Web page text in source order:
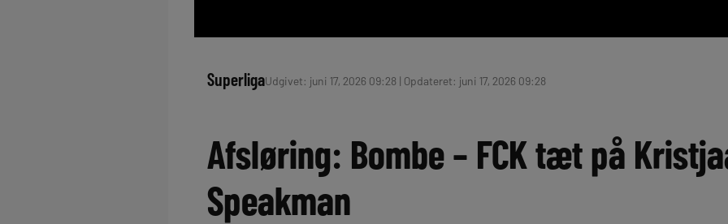
SuperligaUdgivet: juni 17, 2026 09:28 | Opdateret: juni 17, 2026 09:28
Afsløring: Bombe – FCK tæt på
Speakman